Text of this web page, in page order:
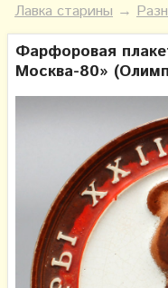
Лавка старины →
Фарфоровая
Москва-80»